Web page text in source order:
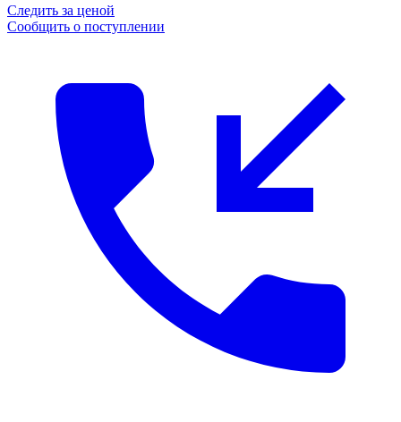
Следить за ценой
Сообщить о поступлении